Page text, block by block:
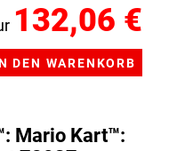
132,06 €
Mario Kart™: